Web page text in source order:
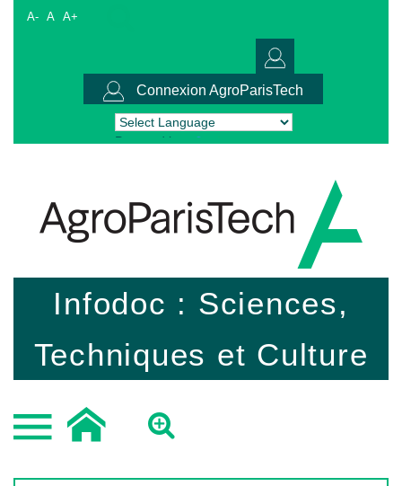
A- A A+
Connexion AgroParisTech
Powered by Translate
Infodoc : Sciences,
Techniques et Culture